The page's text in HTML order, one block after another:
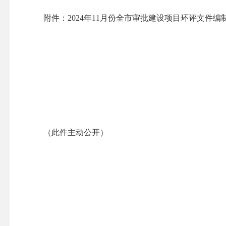
附件： 2024年11月份全市审批建设项目环评文件编
（此件主动公开）